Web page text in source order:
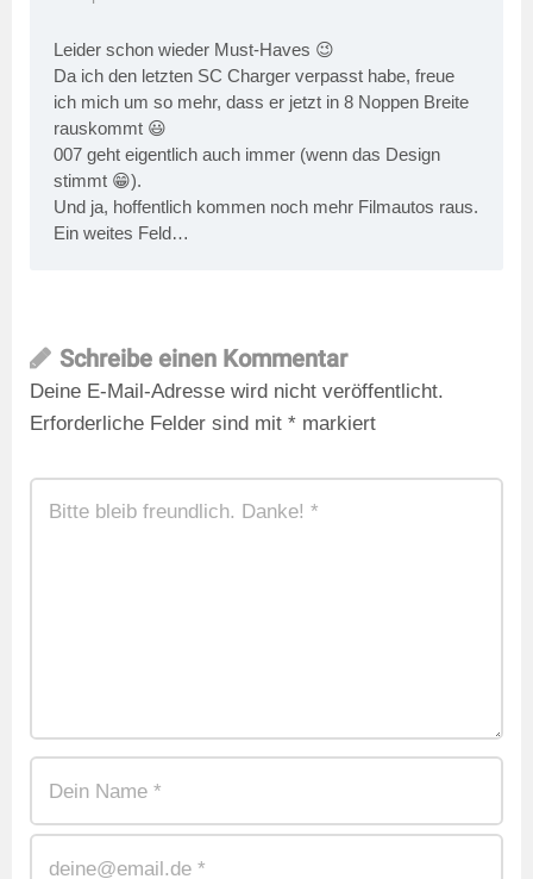
Leider schon wieder Must-Haves 😉
Da ich den letzten SC Charger verpasst habe, freue
ich mich um so mehr, dass er jetzt in 8 Noppen Breite
rauskommt 😃
007 geht eigentlich auch immer (wenn das Design
stimmt 😁).
Und ja, hoffentlich kommen noch mehr Filmautos raus.
Ein weites Feld…
Schreibe einen Kommentar
Deine E-Mail-Adresse wird nicht veröffentlicht.
Erforderliche Felder sind mit * markiert